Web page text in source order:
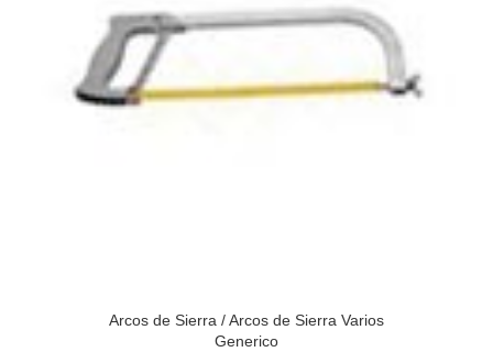
Arcos de Sierra /Arcos de Sierra Varios
Generico